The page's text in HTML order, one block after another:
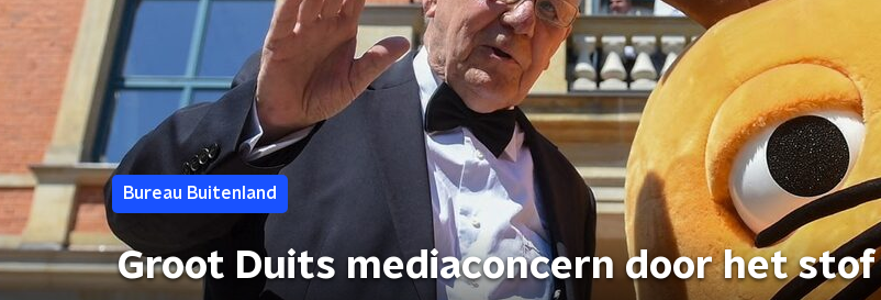
Bureau Buitenland
Groot Duits mediaconcern door het